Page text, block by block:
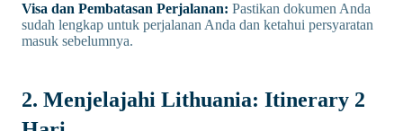
Visa dan Pembatasan Perjalanan: Pastikan dokumen Anda
sudah lengkap untuk perjalanan Anda dan ketahui persyaratan
masuk sebelumnya.
2. Menjelajahi Lithuania: Itinerary 2